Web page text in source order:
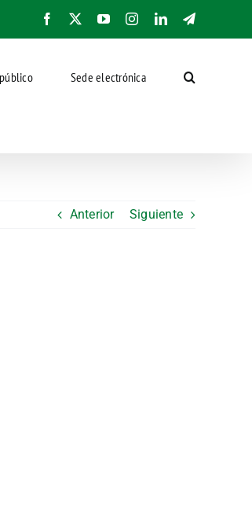
Facebook YouTubeInstagramLinkedInTelegram
Sede electrónica
Anterior Siguiente